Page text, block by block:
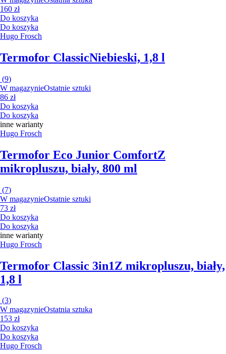
160 zł
Do koszyka
Do koszyka
Hugo Frosch
Termofor ClassicNiebieski, 1,8 l
(9)
W magazynieOstatnie sztuki
86 zł
Do koszyka
Do koszyka
inne warianty
Hugo Frosch
Termofor Eco Junior ComfortZ
mikropluszu, biały, 800 ml
(7)
W magazynieOstatnie sztuki
73 zł
Do koszyka
Do koszyka
inne warianty
Hugo Frosch
Termofor Classic 3in1Z mikropluszu, biały,
1,8 l
(3)
W magazynieOstatnia sztuka
153 zł
Do koszyka
Do koszyka
Hugo Frosch